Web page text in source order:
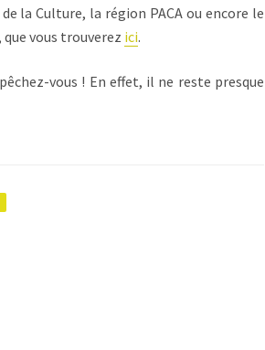
la Culture, la région PACA ou encore le
que vous trouverez ici.
vous ! En effet, il ne reste presque